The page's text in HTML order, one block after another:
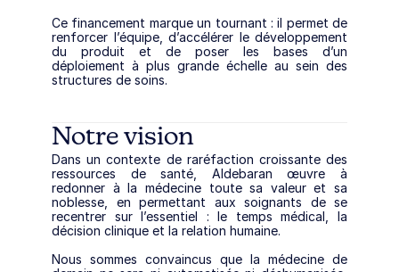
Ce financement marque un tournant : il permet de
renforcer l’équipe, d’accélérer le développement
du produit et de poser les bases d’un
déploiement à plus grande échelle au sein des
structures de soins.
Notre vision
Dans un contexte de raréfaction croissante des
ressources de santé, Aldebaran œuvre à
redonner à la médecine toute sa valeur et sa
noblesse, en permettant aux soignants de se
recentrer sur l’essentiel : le temps médical, la
décision clinique et la relation humaine.
Nous sommes convaincus que la médecine de